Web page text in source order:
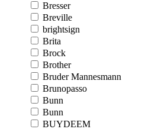
Bresser
Breville
brightsign
Brita
Brock
Brother
Bruder Mannesmann
Brunopasso
Bunn
Bunn
BUYDEEM